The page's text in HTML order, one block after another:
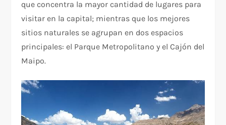
que concentra la mayor cantidad de lugares para
visitar en la capital; mientras que los mejores
sitios naturales se agrupan en dos espacios
principales: el Parque Metropolitano y el Cajón del
Maipo.